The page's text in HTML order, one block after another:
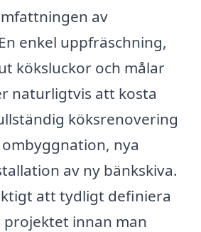
av
enkel uppfräschning,
köksluckor och målar
naturligtvis att kosta
köksrenovering
nya
av ny bänkskiva.
att tydligt definiera
projektet innan man